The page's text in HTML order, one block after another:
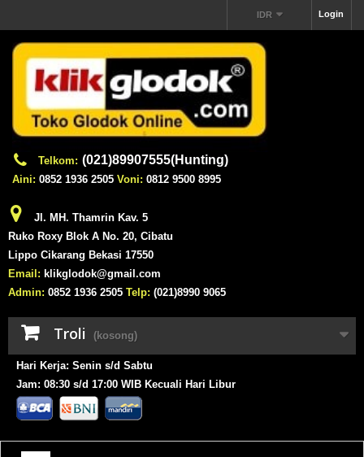
Login
IDR
Telkom: (021)89907555(Hunting)
Aini: 0852 1936 2505 Voni: 0812 9500 8995
Jl. MH. Thamrin Kav. 5
Ruko Roxy Blok A No. 20, Cibatu
Lippo Cikarang Bekasi 17550
Email: klikglodok@gmail.com
Admin: 0852 1936 2505 Telp: (021)8990 9065
Troli (kosong)
Hari Kerja: Senin s/d Sabtu
Jam: 08:30 s/d 17:00 WIB Kecuali Hari Libur